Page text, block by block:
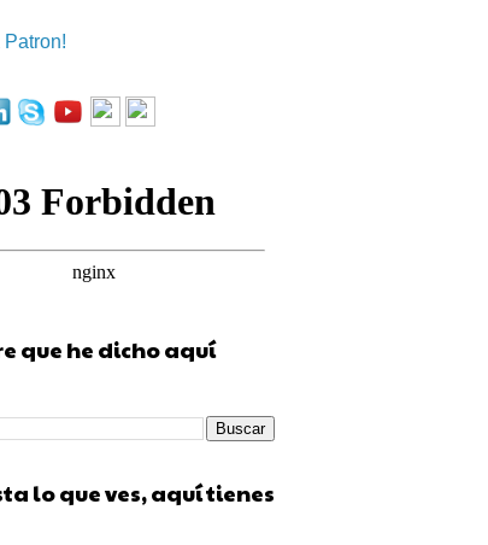
Patron!
que he dicho aquí
lo que ves, aquí tienes